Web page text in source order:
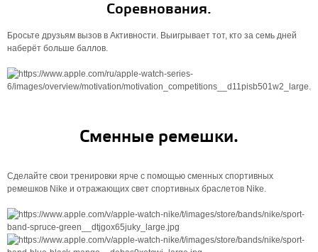
Соревнования.
Бросьте друзьям вызов в Активности. Выигрывает тот, кто за семь дней
наберёт больше баллов.
Сменные ремешки.
Сделайте свои тренировки ярче с помощью сменных спортивных
ремешков Nike и отражающих свет спортивных браслетов Nike.